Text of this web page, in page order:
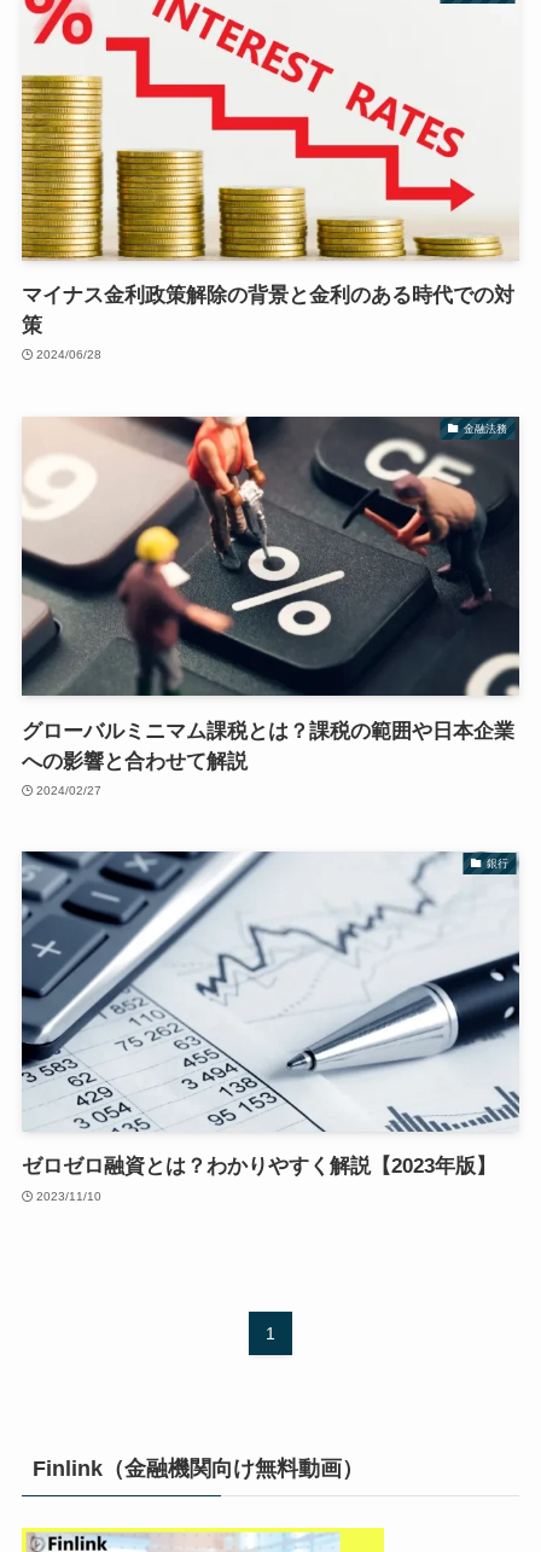
マイナス金利政策解除の背景と金利のある時代での対
策
2024/06/28
金融法務
グローバルミニマム課税とは？課税の範囲や日本企業
への影響と合わせて解説
2024/02/27
銀行
ゼロゼロ融資とは？わかりやすく解説【2023年版】
2023/11/10
1
Finlink（金融機関向け無料動画）